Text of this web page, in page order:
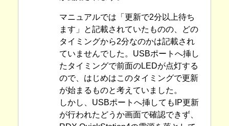
マニュアルでは「更新で2分以上待ち
ます」と記載されていたものの、どの
タイミングから2分なのかは記載され
ていませんでした。USBポートへ挿し
たタイミングで前面のLEDが点灯する
ので、はじめはこのタイミングで更新
が始まるものと考えていました。
しかし、USBポートへ挿してもIP更新
が行われたどうか画面で確認できず、